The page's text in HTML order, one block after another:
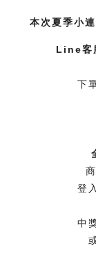
本次夏季小
Line客
下
登
中